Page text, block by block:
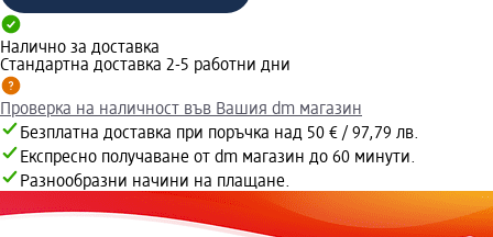
Налично за доставка
Стандартна доставка 2-5 работни дни
Проверка на наличност във Вашия dm магазин
Безплатна доставка при поръчка над 50 € / 97,79 лв.
Експресно получаване от dm магазин до 60 минути.
Разнообразни начини на плащане.